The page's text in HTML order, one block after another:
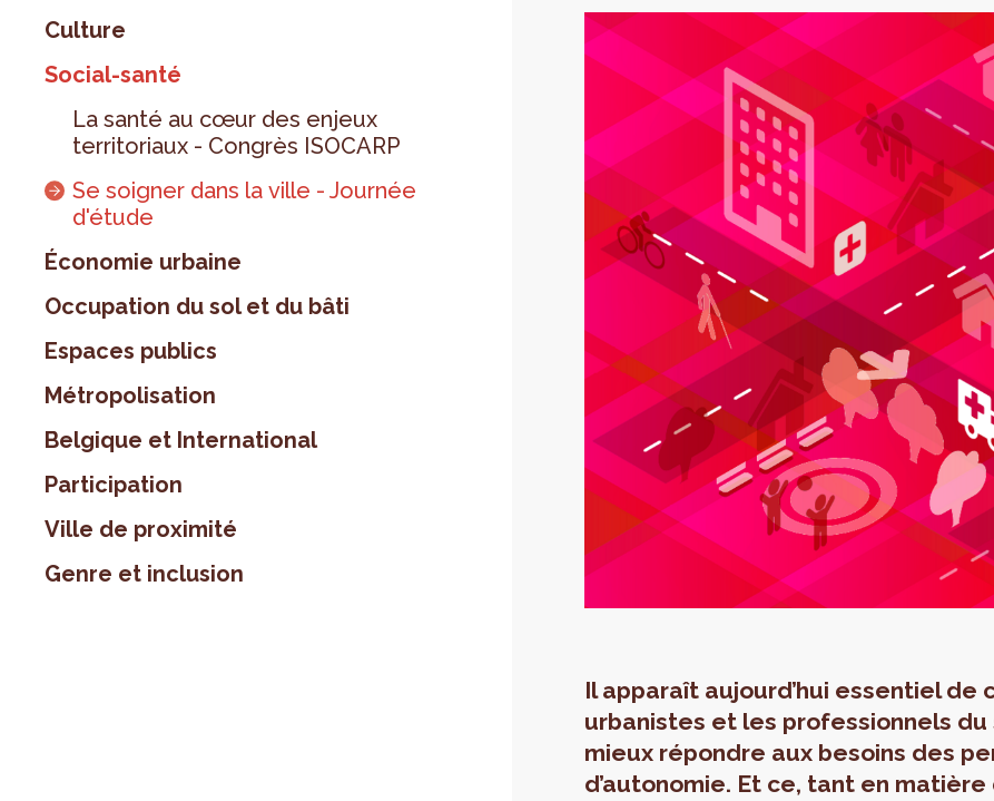
Culture
Social-santé
La santé au cœur des enjeux
territoriaux - Congrès ISOCARP
Se soigner dans la ville - Journée
d'étude
Économie urbaine
Occupation du sol et du bâti
Espaces publics
Métropolisation
Belgique et International
Participation
Ville de proximité
Genre et inclusion
Il apparaît aujourd’hui essentiel
urbanistes et les professionnels
mieux répondre aux besoins des
d’autonomie. Et ce, tant en